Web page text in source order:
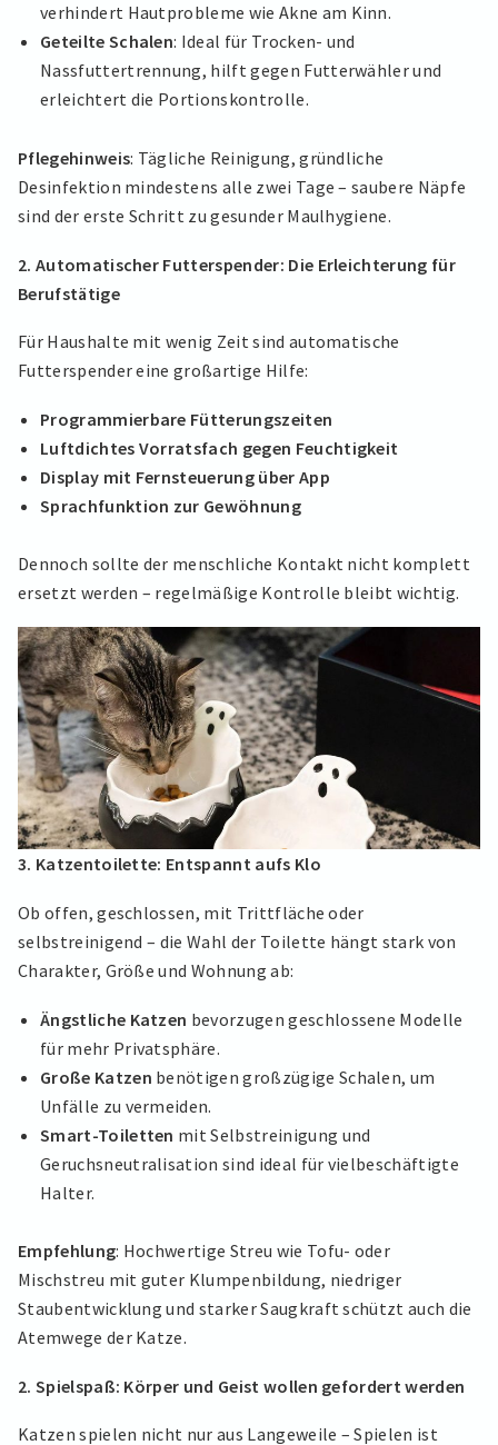
verhindert Hautprobleme wie Akne am Kinn.
Geteilte Schalen: Ideal für Trocken- und
Nassfuttertrennung, hilft gegen Futterwähler und
erleichtert die Portionskontrolle.
Pflegehinweis: Tägliche Reinigung, gründliche
Desinfektion mindestens alle zwei Tage – saubere Näpfe
sind der erste Schritt zu gesunder Maulhygiene.
2. Automatischer Futterspender: Die Erleichterung für
Berufstätige
Für Haushalte mit wenig Zeit sind automatische
Futterspender eine großartige Hilfe:
Programmierbare Fütterungszeiten
Luftdichtes Vorratsfach gegen Feuchtigkeit
Display mit Fernsteuerung über App
Sprachfunktion zur Gewöhnung
Dennoch sollte der menschliche Kontakt nicht komplett
ersetzt werden – regelmäßige Kontrolle bleibt wichtig.
3. Katzentoilette: Entspannt aufs Klo
Ob offen, geschlossen, mit Trittfläche oder
selbstreinigend – die Wahl der Toilette hängt stark von
Charakter, Größe und Wohnung ab:
Ängstliche Katzen bevorzugen geschlossene Modelle
für mehr Privatsphäre.
Große Katzen benötigen großzügige Schalen, um
Unfälle zu vermeiden.
Smart-Toiletten mit Selbstreinigung und
Geruchsneutralisation sind ideal für vielbeschäftigte
Halter.
Empfehlung: Hochwertige Streu wie Tofu- oder
Mischstreu mit guter Klumpenbildung, niedriger
Staubentwicklung und starker Saugkraft schützt auch die
Atemwege der Katze.
2. Spielspaß: Körper und Geist wollen gefordert werden
Katzen spielen nicht nur aus Langeweile – Spielen ist